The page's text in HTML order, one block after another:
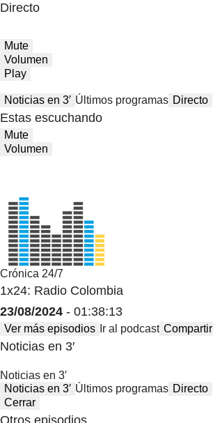
Directo
Mute
Volumen
Play
Noticias en 3′ Últimos programas Directo
Estas escuchando
Mute
Volumen
Crónica 24/7
1x24: Radio Colombia
23/08/2024 - 01:38:13
Ver más episodios Ir al podcast Compartir
Noticias en 3′
Noticias en 3′
Noticias en 3′ Últimos programas Directo
Cerrar